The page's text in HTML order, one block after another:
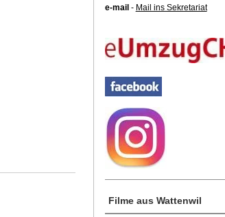
e-mail - Mail ins Sekretariat
Filme aus Wattenwil